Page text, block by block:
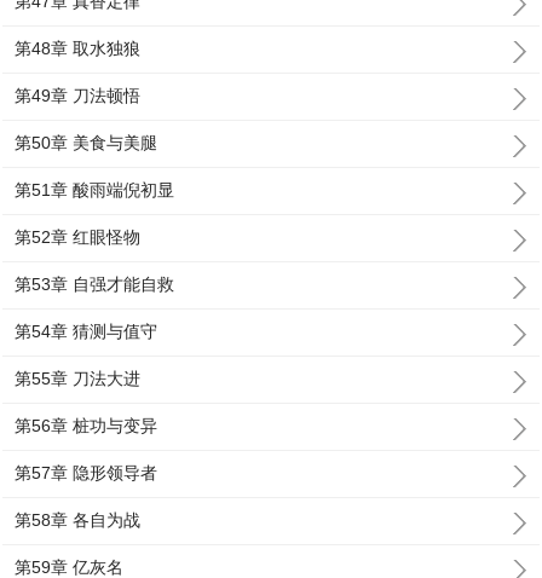
第48章 取水独狼
第49章 刀法顿悟
第50章 美食与美腿
第51章 酸雨端倪初显
第52章 红眼怪物
第53章 自强才能自救
第54章 猜测与值守
第55章 刀法大进
第56章 桩功与变异
第57章 隐形领导者
第58章 各自为战
第59章 亿灰名